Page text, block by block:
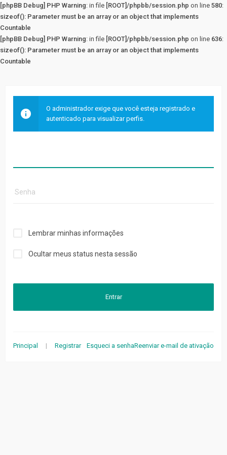
[phpBB Debug] PHP Warning: in file [ROOT]/phpbb/session.php on line 580:
sizeof(): Parameter must be an array or an object that implements
Countable
[phpBB Debug] PHP Warning: in file [ROOT]/phpbb/session.php on line 636:
sizeof(): Parameter must be an array or an object that implements
Countable
O administrador exige que você esteja registrado e
autenticado para visualizar perfis.
Lembrar minhas informações
Ocultar meus status nesta sessão
Entrar
Principal | Registrar Esqueci a senhaReenviar e-mail de ativação